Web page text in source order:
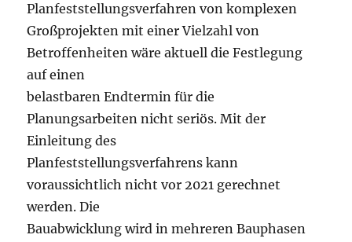
Planfeststellungsverfahren von komplexen
Großprojekten mit einer Vielzahl von
Betroffenheiten wäre aktuell die Festlegung
auf einen
belastbaren Endtermin für die
Planungsarbeiten nicht seriös. Mit der
Einleitung des
Planfeststellungsverfahrens kann
voraussichtlich nicht vor 2021 gerechnet
werden. Die
Bauabwicklung wird in mehreren Bauphasen